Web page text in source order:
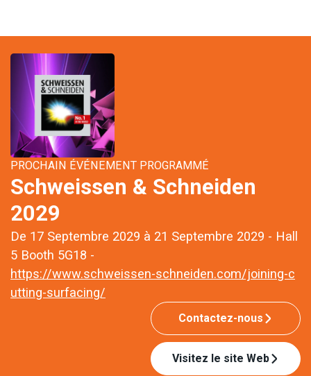
PROCHAIN ÉVÉNEMENT PROGRAMMÉ
Schweissen & Schneiden
2029
De 17 Septembre 2029 à 21 Septembre 2029 - Hall
5 Booth 5G18 -
https://www.schweissen-schneiden.com/joining-c
utting-surfacing/
Contactez-nous
Visitez le site Web